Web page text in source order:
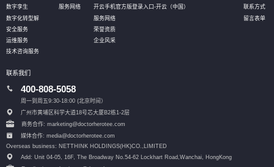
数字孪生
数字化转型解
安全服务
运维服务
技术咨询服务
服务网络
开云手机官方版登录入口-开云（中国）
服务网络
荣誉资质
企业风采
联系方式
留言表单
联系我们
400-808-5058
周一到周五9:30-18:00 (北京时间）
广州市黄埔区科学大道18号芯大厦B2栋1-2层
商务合作: marketing@doctorherotee.com
媒体合作: media@doctorherotee.com
Overseas business: NETTHINK HOLDINGS(HK)CO.,LIMITED
Add: Unit 04-05, 16F, The Broadway No.54-62 Lockhart Road, Wanchai, HongKong